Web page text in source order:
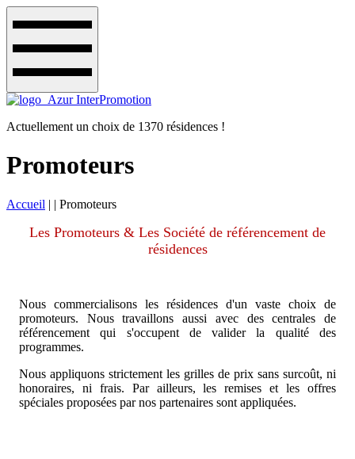
Actuellement un choix de 1370 résidences !
Promoteurs
Accueil | | Promoteurs
Les Promoteurs & Les Société de référencement de
résidences
Nous commercialisons les résidences d'un vaste choix de
promoteurs. Nous travaillons aussi avec des centrales de
référencement qui s'occupent de valider la qualité des
programmes.
Nous appliquons strictement les grilles de prix sans surcoût, ni
honoraires, ni frais. Par ailleurs, les remises et les offres
spéciales proposées par nos partenaires sont appliquées.